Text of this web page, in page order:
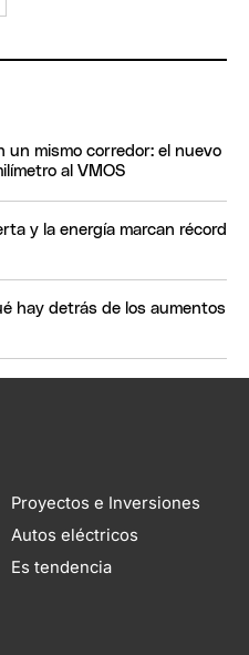
un mismo corredor: el nuevo
al VMOS
y la energía marcan récord
hay detrás de los aumentos
Proyectos e Inversiones
Autos eléctricos
Es tendencia